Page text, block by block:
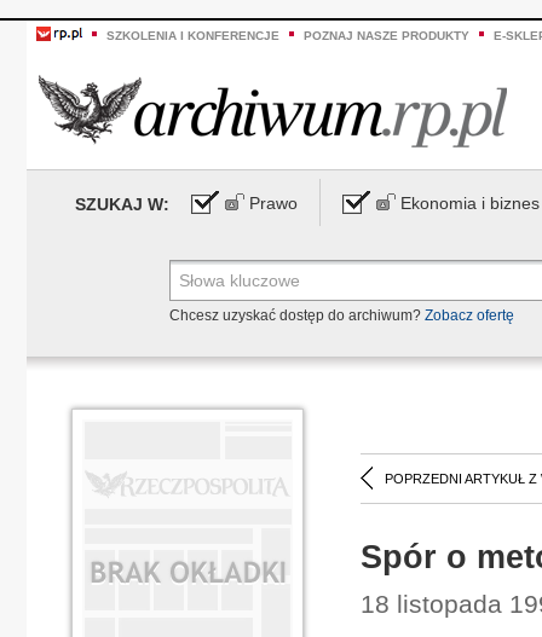
SZKOLENIA I KONFERENCJE POZNAJ NASZE PRODUKTY E-
SZUKAJ W: Prawo Ekonomia i biznes
Chcesz uzyskać dostęp do archiwum? Zobacz ofertę
POPRZEDNI ARTYKUŁ Z
Spór o
18 listopada